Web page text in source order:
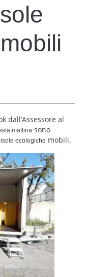
dall’Assessore al
mattina sono
isole ecologiche mobili.